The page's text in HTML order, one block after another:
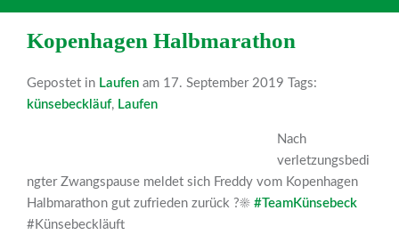
Kopenhagen Halbmarathon
Gepostet in Laufen am 17. September 2019 Tags:
künsebeckläuf, Laufen
Nach
verletzungsbedi
ngter Zwangspause meldet sich Freddy vom Kopenhagen
Halbmarathon gut zufrieden zurück ?☀️ #TeamKünsebeck
#Künsebeckläuft